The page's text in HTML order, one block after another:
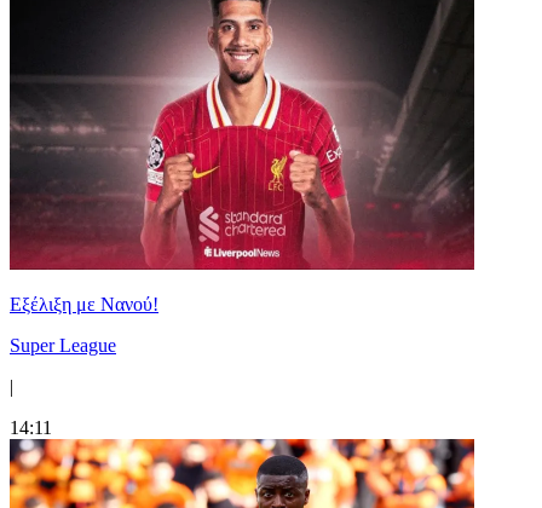
Εξέλιξη με Νανού!
Super League
|
14:11